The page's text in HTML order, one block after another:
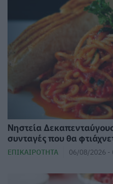
Νηστεία
συνταγές που θα
ΕΠΙΚΑΙΡΌΤΗΤΑ 06/08/2026 -